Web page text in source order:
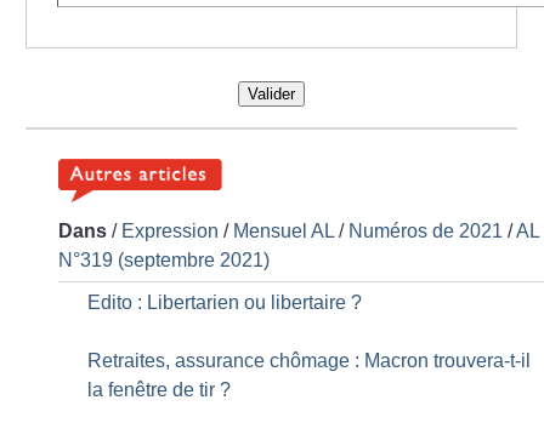
Valider
Dans / Expression / Mensuel AL/ Numéros de 2021 /AL
N°319 (septembre 2021)
Edito : Libertarien ou libertaire ?
Retraites, assurance chômage : Macron trouvera-t-il
la fenêtre de tir ?